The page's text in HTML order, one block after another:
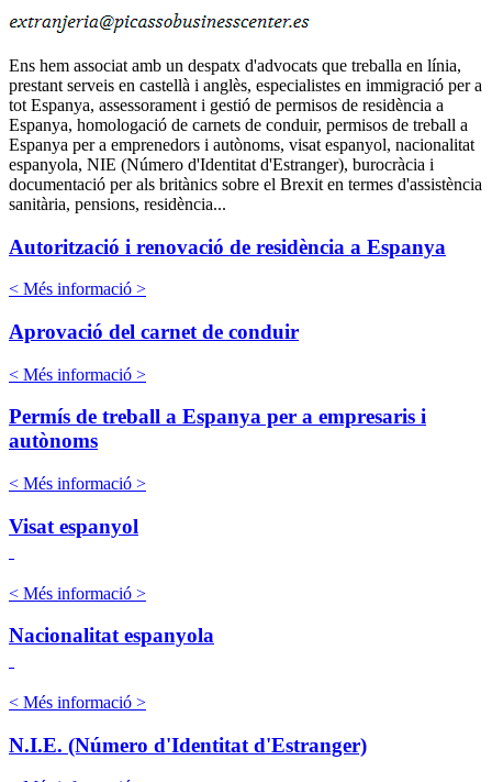
Ens hem associat amb un despatx d'advocats que treballa en línia,
prestant serveis en castellà i anglès, especialistes en immigració per a
tot Espanya, assessorament i gestió de permisos de residència a
Espanya, homologació de carnets de conduir, permisos de treball a
Espanya per a emprenedors i autònoms, visat espanyol, nacionalitat
espanyola, NIE (Número d'Identitat d'Estranger), burocràcia i
documentació per als britànics sobre el Brexit en termes d'assistència
sanitària, pensions, residència...
Autorització i renovació de residència a Espanya
< Més informació >
Aprovació del carnet de conduir
< Més informació >
Permís de treball a Espanya per a empresaris i
autònoms
< Més informació >
Visat espanyol
< Més informació >
Nacionalitat espanyola
< Més informació >
N.I.E. (Número d'Identitat d'Estranger)